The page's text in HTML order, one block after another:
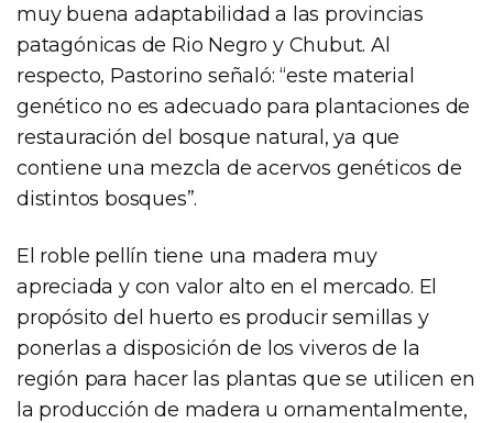
muy buena adaptabilidad a las provincias
patagónicas de Rio Negro y Chubut. Al
respecto, Pastorino señaló: “este material
genético no es adecuado para plantaciones de
restauración del bosque natural, ya que
contiene una mezcla de acervos genéticos de
distintos bosques”.
El roble pellín tiene una madera muy
apreciada y con valor alto en el mercado. El
propósito del huerto es producir semillas y
ponerlas a disposición de los viveros de la
región para hacer las plantas que se utilicen en
la producción de madera u ornamentalmente,